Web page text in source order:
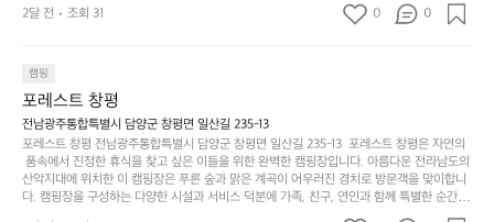
순
다.
그
럴
때
상
에
고
다
니
고
순
하
하
지
않
은
캠
핑!
무
좋
네
요
자리를 제공하며, 캠핑의 매력을 한층 더해 줍니다. 밖에서는 자연의 소리를 들으며, 내부에
함께 좋은 시간을 보낼 수 있다는 것입니다. 또한, 하이글루 인근에는 다양한 트레킹 코스와
자전거 도로가 있어 아웃도어 활동을 좋아하는 이들에게 더욱 참조할 만한 장소가 됩니다.
담양의 아름다운 자연과 함께, 건강한 레저 활동을 즐기며 행복한 캠핑 경험을 쌓으실 수 있
습니다. 하이글루에서 특별한 순간을 만끽해보세요. 따뜻한 햇살과 함께하는 아침, 상징적인
담양의 죽녹원과 함께 어우러진 저녁, 그리고 고요한 밤하늘 아래에서 별을 바라보며 나누는
이야기들은 여러분의 캠핑 여행을 더욱 특별하게 만들어 줄 것입니다.  인기 정도: ★★★★
★
2달 전 조회 31 0 0
캠핑
포레스트 창평
전남광주통합특별시 담양군 창평면 일산길 235-13
포레스트 창평 전남광주통합특별시 담양군 창평면 일산길 235-13  포레스트 창평은 자연의
품속에서 진정한 휴식을 찾고 싶은 이들을 위한 완벽한 캠핑장입니다. 아름다운 전라남도의
산악지대에 위치한 이 캠핑장은 푸른 숲과 맑은 계곡이 어우러진 경치로 방문객을 맞이합니
다. 캠핑장을 구성하는 다양한 시설과 서비스 덕분에 가족, 친구, 연인과 함께 특별한 순간을
만들어갈 수 있는 최적의 공간이 됩니다.  포레스트 창평은 주말마다 직접 재배한 신선한 농